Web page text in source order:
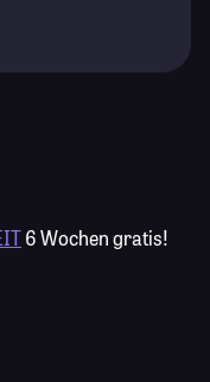
6 Wochen gratis!